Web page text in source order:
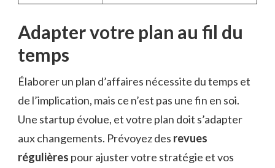
Adapter votre plan au fil du
temps
Élaborer un plan d’affaires nécessite du temps et
de l’implication, mais ce n’est pas une fin en soi.
Une startup évolue, et votre plan doit s’adapter
aux changements. Prévoyez des revues
régulières pour ajuster votre stratégie et vos